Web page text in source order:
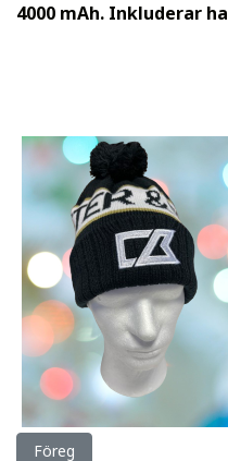
4000 mAh. Inkluderar
Föregående artikel: I kväll
Föreg